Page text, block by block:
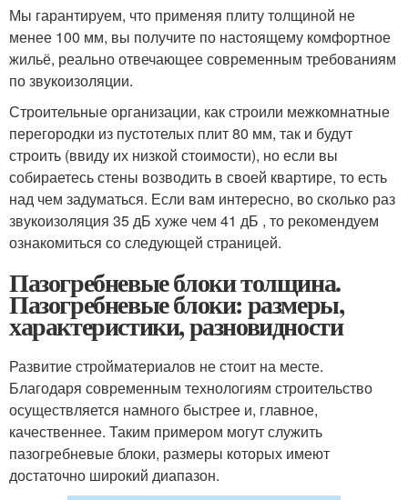
Мы гарантируем, что применяя плиту толщиной не
менее 100 мм, вы получите по настоящему комфортное
жильё, реально отвечающее современным требованиям
по звукоизоляции.
Строительные организации, как строили межкомнатные
перегородки из пустотелых плит 80 мм, так и будут
строить (ввиду их низкой стоимости), но если вы
собираетесь стены возводить в своей квартире, то есть
над чем задуматься. Если вам интересно, во сколько раз
звукоизоляция 35 дБ хуже чем 41 дБ , то рекомендуем
ознакомиться со следующей страницей.
Пазогребневые блоки толщина.
Пазогребневые блоки: размеры,
характеристики, разновидности
Развитие стройматериалов не стоит на месте.
Благодаря современным технологиям строительство
осуществляется намного быстрее и, главное,
качественнее. Таким примером могут служить
пазогребневые блоки, размеры которых имеют
достаточно широкий диапазон.